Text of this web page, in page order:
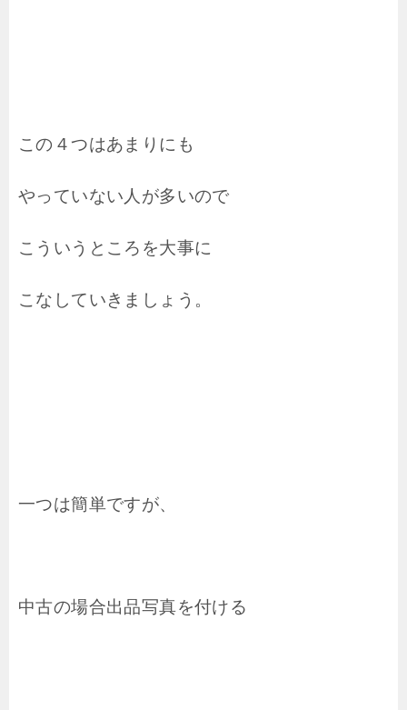
この４つはあまりにも
やっていない人が多いので
こういうところを大事に
こなしていきましょう。
一つは簡単ですが、
中古の場合出品写真を付ける